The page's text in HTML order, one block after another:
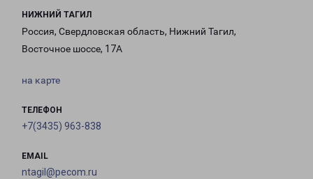
НИЖНИЙ ТАГИЛ
Россия, Свердловская область, Нижний Тагил,
Восточное шоссе, 17А
на карте
ТЕЛЕФОН
+7(3435) 963-838
EMAIL
ntagil@pecom.ru